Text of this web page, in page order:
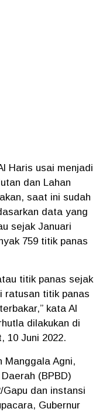
Haris usai menjadi
dan Lahan
saat ini sudah
data yang
sejak Januari
759 titik panas
titik panas sejak
ratusan titik panas
kata Al
dilakukan di
10 Juni 2022.
Manggala Agni,
(BPBD)
dan instansi
Gubernur